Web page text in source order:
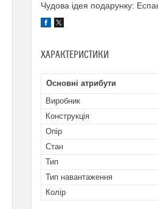
Чудова ідея подарунку:
ХАРАКТЕРИСТИКИ
Основні атрибути
Виробник
Конструкція
Опір
Стан
Тип
Тип навантаження
Колір